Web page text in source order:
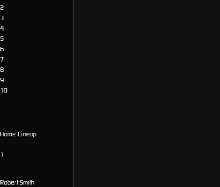
2
3
4
5
6
7
8
9
10
Home Lineup
1
Robert Smith